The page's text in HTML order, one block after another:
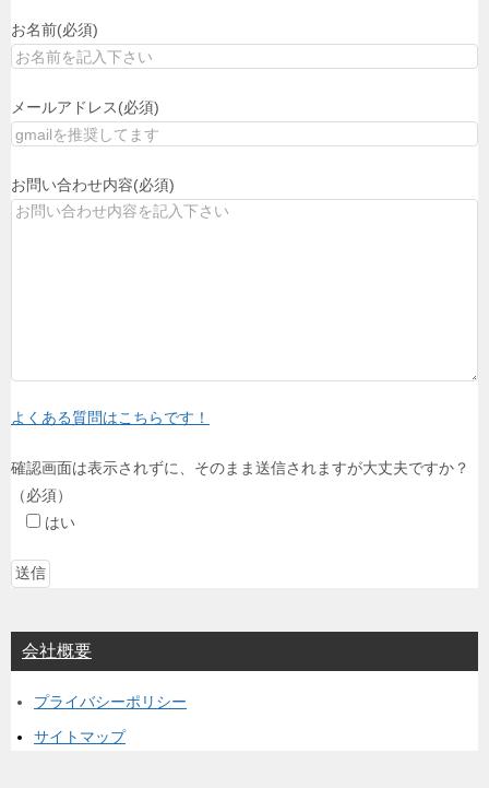
お名前(必須)
メールアドレス(必須)
お問い合わせ内容(必須)
よくある質問はこちらです！
確認画面は表示されずに、そのまま送信されますが大丈夫ですか？
（必須）
はい
会社概要
プライバシーポリシー
サイトマップ